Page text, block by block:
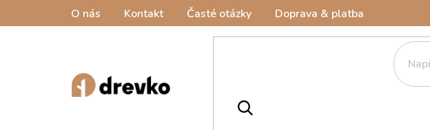
O nás Kontakt Časté otázky Doprava & platba